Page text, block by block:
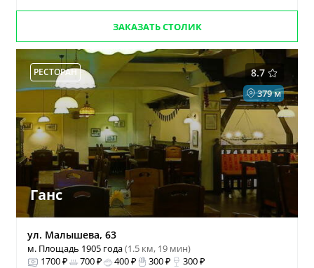
ЗАКАЗАТЬ СТОЛИК
8.7
РЕСТОРАН
379 м
Ганс
ул. Малышева, 63
м. Площадь 1905 года(1.5 км, 19 мин)
1700 ₽
700 ₽ 400 ₽ 300 ₽ 300 ₽